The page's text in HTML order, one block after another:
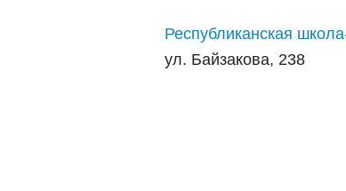
Республиканская
ул. Байзакова, 238